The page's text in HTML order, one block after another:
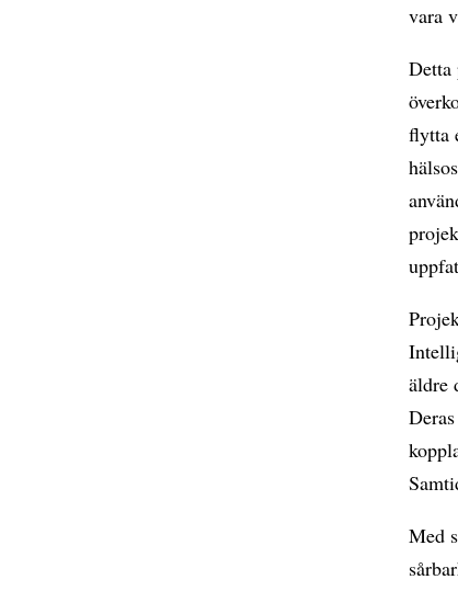
vara
Detta
flytta
äldre
Med